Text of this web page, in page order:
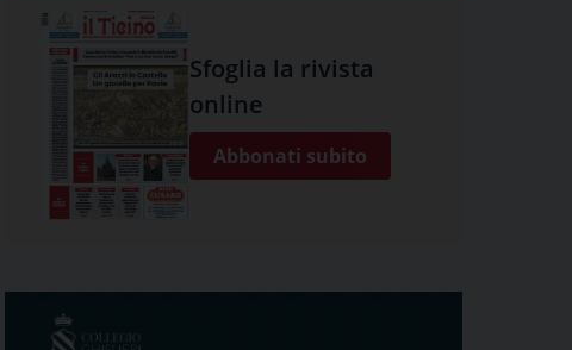
Sfoglia la rivista
online
Abbonati subito